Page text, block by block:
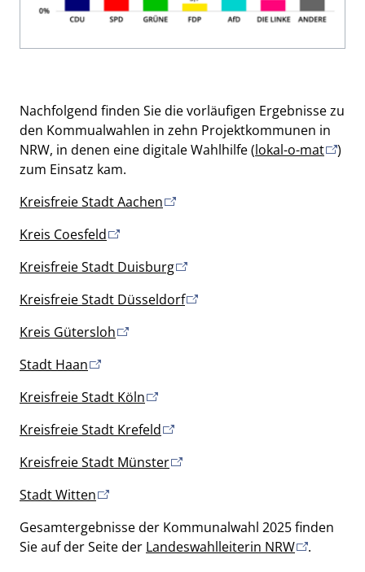
Nachfolgend finden Sie die vorläufigen Ergebnisse zu
den Kommualwahlen in zehn Projektkommunen in
NRW, in denen eine digitale Wahlhilfe (lokal-o-mat
)
zum Einsatz kam.
Kreisfreie Stadt Aachen
Kreis Coesfeld
Kreisfreie Stadt Duisburg
Kreisfreie Stadt Düsseldorf
Kreis Gütersloh
Stadt Haan
Kreisfreie Stadt Köln
Kreisfreie Stadt Krefeld
Kreisfreie Stadt Münster
Stadt Witten
Gesamtergebnisse der Kommunalwahl 2025 finden
Sie auf der Seite der Landeswahlleiterin NRW .